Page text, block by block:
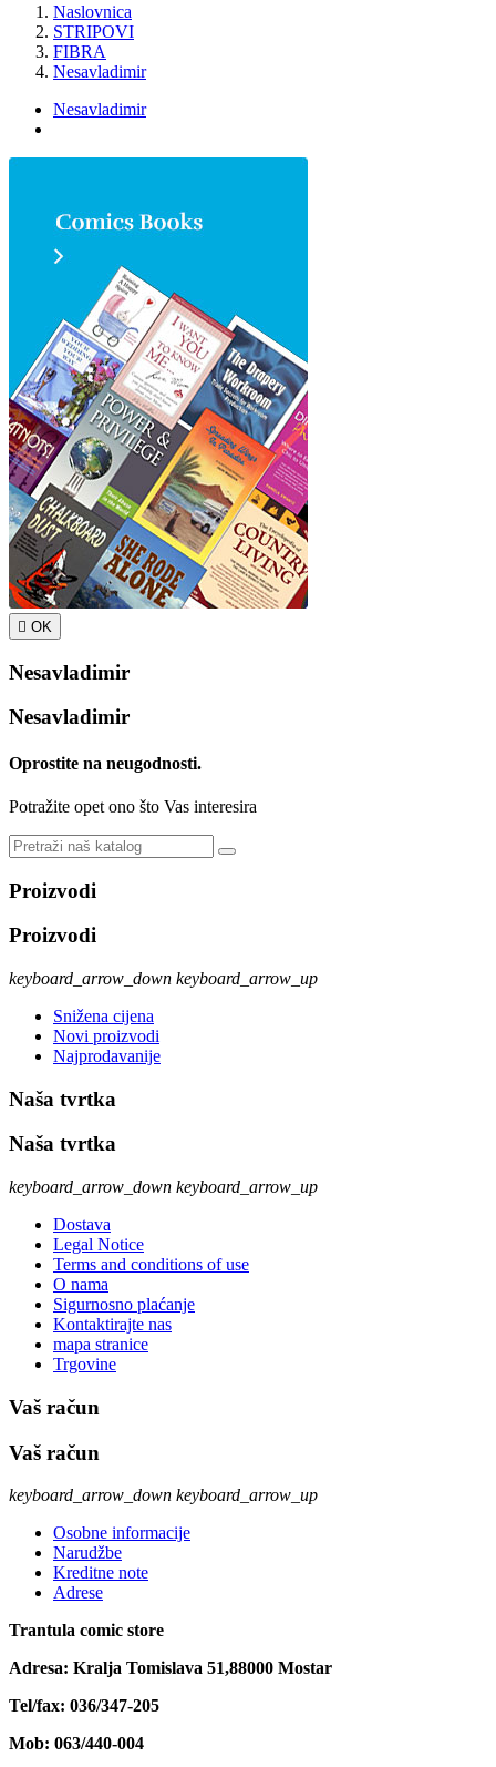
Naslovnica
STRIPOVI
FIBRA
Nesavladimir
Nesavladimir
 OK
Nesavladimir
Nesavladimir
Oprostite na neugodnosti.
Potražite opet ono što Vas interesira
Proizvodi
Proizvodi
keyboard_arrow_down keyboard_arrow_up
Snižena cijena
Novi proizvodi
Najprodavanije
Naša tvrtka
Naša tvrtka
keyboard_arrow_down keyboard_arrow_up
Dostava
Legal Notice
Terms and conditions of use
O nama
Sigurnosno plaćanje
Kontaktirajte nas
mapa stranice
Trgovine
Vaš račun
Vaš račun
keyboard_arrow_down keyboard_arrow_up
Osobne informacije
Narudžbe
Kreditne note
Adrese
Trantula comic store
Adresa: Kralja Tomislava 51,88000 Mostar
Tel/fax: 036/347-205
Mob: 063/440-004